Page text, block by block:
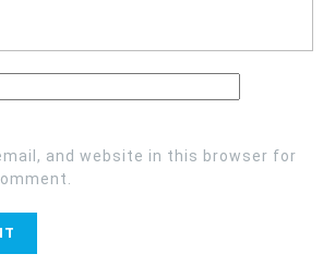
and website in this browser for